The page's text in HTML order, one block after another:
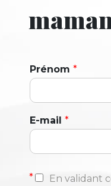
Prénom *
E-mail *
*
En validant